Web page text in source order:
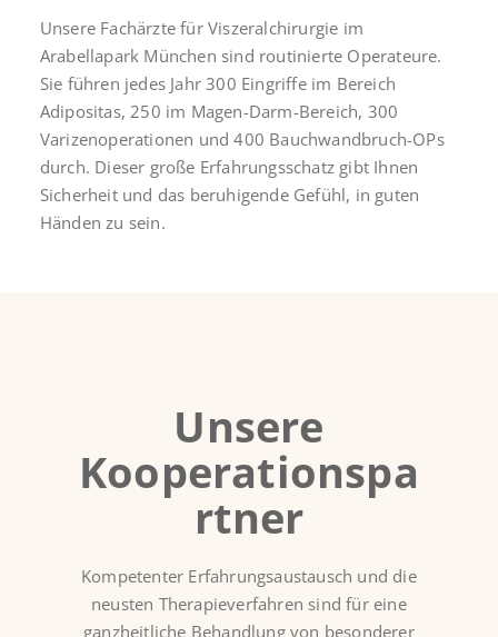
Unsere Fachärzte für Viszeralchirurgie im
Arabellapark München sind routinierte Operateure.
Sie führen jedes Jahr 300 Eingriffe im Bereich
Adipositas, 250 im Magen-Darm-Bereich, 300
Varizenoperationen und 400 Bauchwandbruch-OPs
durch. Dieser große Erfahrungsschatz gibt Ihnen
Sicherheit und das beruhigende Gefühl, in guten
Händen zu sein.
Unsere
Kooperationspa
rtner
Kompetenter Erfahrungsaustausch und die
neusten Therapieverfahren sind für eine
ganzheitliche Behandlung von besonderer